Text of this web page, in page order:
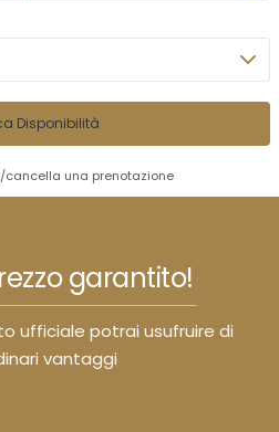
una prenotazione
garantito!
ufficiale potrai usufruire di
vantaggi